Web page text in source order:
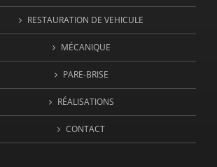
RESTAURATION DE VEHICULE
MÉCANIQUE
PARE-BRISE
RÉALISATIONS
CONTACT